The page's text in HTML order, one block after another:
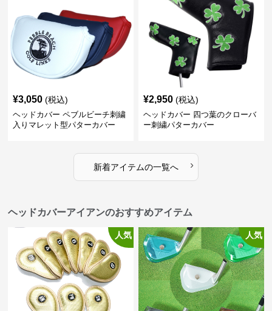
¥3,050 (税込)
ヘッドカバー ペブルビーチ刺繍
入りマレット型パターカバー
¥2,950 (税込)
ヘッドカバー 四つ葉のクローバ
ー刺繍パターカバー
新着アイテムの一覧へ ›
ヘッドカバーアイアンのおすすめアイテム
人気 人気